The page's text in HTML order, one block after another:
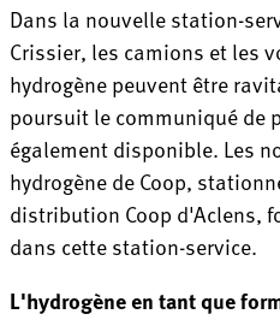
Dans la nouvelle station-
Crissier, les camions et les
hydrogène peuvent être
poursuit le communiqué de
également disponible. Les
hydrogène de Coop,
distribution Coop d'Aclens,
dans cette station-service.
L'hydrogène en tant que